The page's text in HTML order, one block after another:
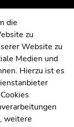
die
zu
Website zu
Medien und
Hierzu ist es
weitere